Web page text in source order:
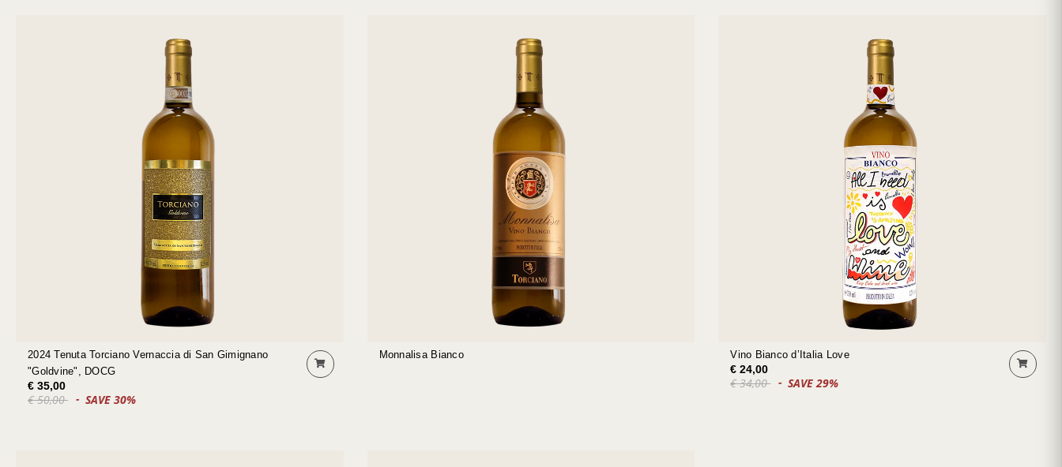
2024 Tenuta Torciano Vernaccia di San Gimignano
"Goldvine", DOCG
€ 35,00
€ 50,00 SAVE 30%
Monnalisa Bianco Vino Bianco d’Italia Love
€ 24,00
€ 34,00 SAVE 29%